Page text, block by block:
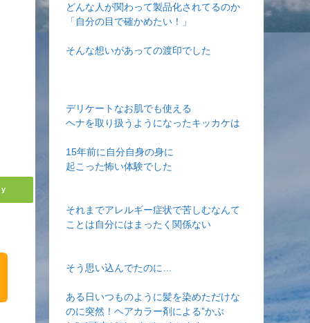
どんな人が関わって製品化されてるのか
「自分の目で確かめたい！」
そんな想いがあっての渡印でした
デリケートなお肌でも使える
ヘナを取り扱うようになったキッカケは
15年前に自分自身の身に
起こった怖い体験でした
それまでアレルギー症状で苦しむなんて
ことは自分にはまったく関係ない
そう思い込んでたのに…
ある日いつものように髪を染めただけな
のに突然！ヘアカラー剤による”かぶ